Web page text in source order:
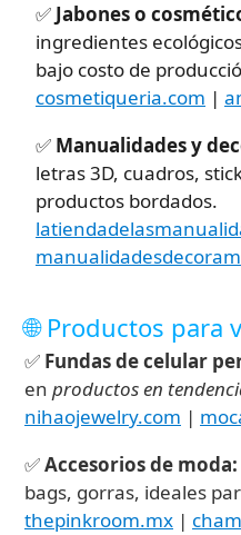
✅ Jabones o
ingredientes
bajo costo de
cosmetiqueria.com |
✅ Manualidades y
letras 3D, cuadros,
productos bordados.
🌐 Productos
✅ Fundas de celular
en productos en
nihaojewelry.com |
✅Accesorios de moda:
bags, gorras, ideales
thepinkroom.mx |